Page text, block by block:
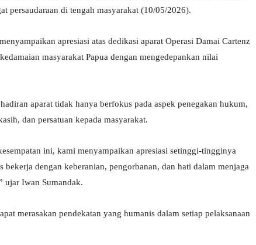
persaudaraan di tengah masyarakat (10/05/2026).
apresiasi atas dedikasi aparat Operasi Damai Cartenz
masyarakat Papua dengan mengedepankan nilai
aparat tidak hanya berfokus pada aspek penegakan hukum,
dan persatuan kepada masyarakat.
ini, kami menyampaikan apresiasi setinggi-tingginya
bekerja dengan keberanian, pengorbanan, dan hati dalam menjaga
ujar Iwan Sumandak.
merasakan pendekatan yang humanis dalam setiap pelaksanaan